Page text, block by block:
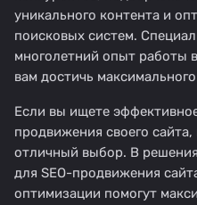
уникального контента и
поисковых систем.
многолетний опыт работы
вам достичь
Если вы ищете
продвижения своего
отличный выбор. В
для SEO-продвижения
оптимизации помогут